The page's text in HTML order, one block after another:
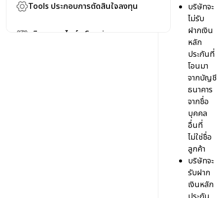
Tools ประกอบการตัดสินใจลงทุน
บทวิเคราะห์
บริการออนไลน์ eService
บริษัทจะ
ไม่รับ
ฝากเงิน
หลัก
ประกันที่
โอนมา
จากบัญชี
ธนาคาร
จากชื่อ
บุคคล
อื่นที่
ไม่ใช่ชื่อ
ลูกค้า
บริษัทจะ
รับฝาก
เงินหลัก